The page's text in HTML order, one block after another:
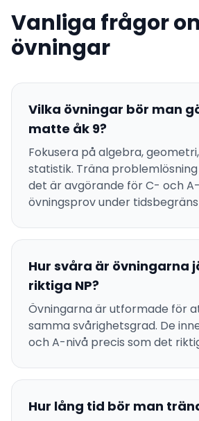
Vanliga frågor
övningar
Vilka övningar bör man
matte åk 9?
Fokusera på algebra,
statistik. Träna
det är avgörande för C- och
övningsprov under
Hur svåra är övningarna
riktiga NP?
Övningarna är utformade för
samma svårighetsgrad. De
och A-nivå precis som det
Hur lång tid bör man